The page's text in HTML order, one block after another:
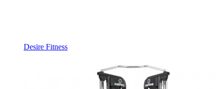
Desire Fitness